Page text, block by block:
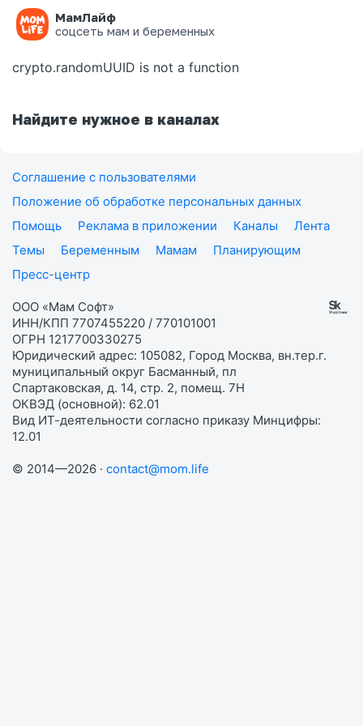
МамЛайф
соцсеть мам и беременных
Ошибка на странице
crypto.randomUUID is not a function
Найдите нужное в каналах
Соглашение с пользователями
Положение об обработке персональных данных
Помощь
Реклама в приложении Каналы
Лента
Темы
Беременным Мамам
Планирующим
Пресс-центр
ООО «Мам Софт»
ИНН/КПП 7707455220 / 770101001
ОГРН 1217700330275
Юридический адрес: 105082, Город Москва, вн.тер.г.
муниципальный округ Басманный, пл
Спартаковская, д. 14, стр. 2, помещ. 7Н
ОКВЭД (основной): 62.01
Вид ИТ-деятельности согласно приказу Минцифры:
12.01
© 2014—2026 · contact@mom.life